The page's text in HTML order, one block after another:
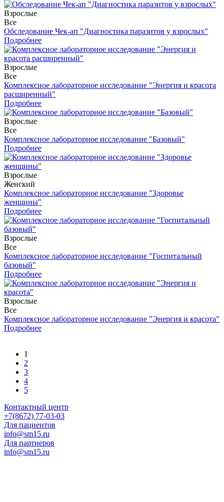
Взрослые
Все
Обследование Чек-ап "Диагностика паразитов у взрослых"
Подробнее
Взрослые
Все
Комплексное лабораторное исследование "Энергия и красота
расширенный"
Подробнее
Взрослые
Все
Комплексное лабораторное исследование "Базовый"
Подробнее
Взрослые
Женский
Комплексное лабораторное исследование "Здоровье
женщины"
Подробнее
Взрослые
Все
Комплексное лабораторное исследование "Госпитальный
базовый"
Подробнее
Взрослые
Все
Комплексное лабораторное исследование "Энергия и красота"
Подробнее
1
2
3
4
5
Контактный центр
+7(8672) 77-03-03
Для пациентов
info@sm15.ru
Для партнеров
info@sm15.ru